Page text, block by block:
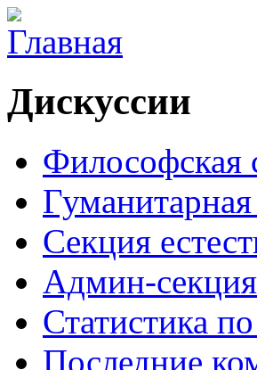
Дискуссии
Философская
Секция
Админ-секция
Статистика
Последние